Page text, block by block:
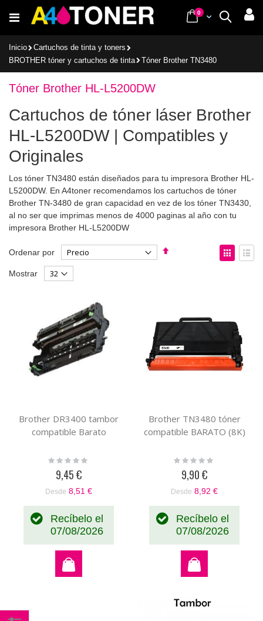
al
Buscar
Cart
0items
Inicio
Cartuchos de tinta y toners
BROTHER tóner y cartuchos de tinta
Tóner Brother TN3480
Tóner Brother HL-L5200DW
Cartuchos de tóner láser Brother
HL-L5200DW | Compatibles y
Originales
Los tóner TN3480 están diseñados para tu impresora Brother HL-
L5200DW. En A4toner recomendamos los cartuchos de tóner
Brother TN-3480 de gran capacidad en vez de los tóner TN3430,
al no ser que imprimas menos de 4000 paginas al año con tu
impresora Brother HL-L5200DW
Ordenar por
Fijar
Ver
como
Mostrar
Brother DR3400 tambor
compatible Barato
Rating:
9,45 €
Desde 8,51 €
Recíbelo el
07/08/2026
Brother TN3480 tóner
compatible BARATO (8K)
Rating:
9,90 €
Desde 8,92 €
Recíbelo el
07/08/2026